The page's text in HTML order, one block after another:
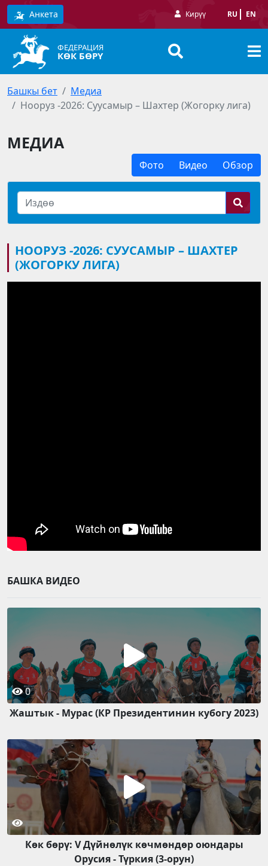
Анкета Кирүү RU EN
ФЕДЕРАЦИЯ
КӨК БӨРҮ
Башкы бет
Медиа
Нооруз -2026: Суусамыр – Шахтер (Жогорку лига)
МЕДИА
Фото Видео Обзор
НООРУЗ -2026: СУУСАМЫР – ШАХТЕР
(ЖОГОРКУ ЛИГА)
БАШКА ВИДЕО
0
Жаштык - Мурас (КР Президентинин кубогу 2023)
Көк бөрү: V Дүйнөлүк көчмөндөр оюндары
Орусия - Түркия (3-орун)